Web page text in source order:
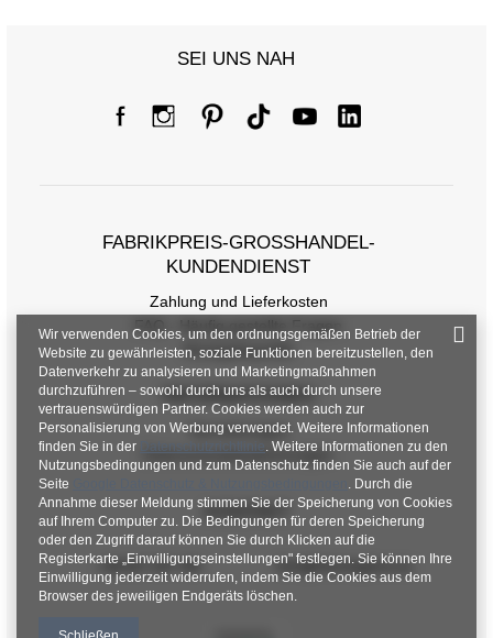
SEI UNS NAH
FABRIKPREIS-GROSSHANDEL-K
UNDENDIENST
Zahlung und Lieferkosten
FAQ - Häufig gestellte Fragen
Rückgabepolitik
INFORMATIONEN
Verordnungen
Datenschutzbestimmungen
KONTAKT
+48 601 547 740 hurt@factoryprice.eu
Wir verwenden Cookies, um den ordnungsgemäßen Betrieb der
Website zu gewährleisten, soziale Funktionen bereitzustellen, den
Datenverkehr zu analysieren und Marketingmaßnahmen
durchzuführen – sowohl durch uns als auch durch unsere
vertrauenswürdigen Partner. Cookies werden auch zur
Personalisierung von Werbung verwendet. Weitere Informationen
finden Sie in der
Datenschutzrichtlinie. Weitere Informationen zu den
Nutzungsbedingungen und zum Datenschutz finden Sie auch auf der
Seite
. Durch die
Annahme dieser Meldung stimmen Sie der Speicherung von Cookies
auf Ihrem Computer zu. Die Bedingungen für deren Speicherung
oder den Zugriff darauf können Sie durch Klicken auf die
Registerkarte „Einwilligungseinstellungen" festlegen. Sie können Ihre
Einwilligung jederzeit widerrufen, indem Sie die Cookies aus dem
Browser des jeweiligen Endgeräts löschen.